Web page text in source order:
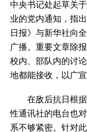
中央书记处起草关
业的党内通知，指
日报》与新华社向
广播。重要文章除
校内、部队内的讨
地都能接收，以广宣
在敌后抗日根
性通讯社的电台也
系不够紧密。针对